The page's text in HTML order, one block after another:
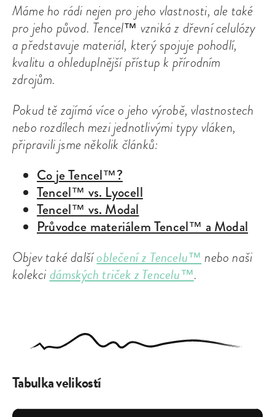
Máme ho rádi nejen pro jeho vlastnosti, ale také
pro jeho původ. Tencel™ vzniká z dřevní celulózy
a představuje materiál, který spojuje pohodlí,
kvalitu a ohleduplnější přístup k přírodním
zdrojům.
Pokud tě zajímá více o jeho výrobě, vlastnostech
nebo rozdílech mezi jednotlivými typy vláken,
připravili jsme několik článků:
Co je Tencel™?
Tencel™ vs. Lyocell
Tencel™ vs. Modal
Průvodce materiálem Tencel™ a Modal
Objev také dalšíoblečení z Tencelu™ nebo naši
kolekcidámských triček z Tencelu™.
Tabulka velikostí